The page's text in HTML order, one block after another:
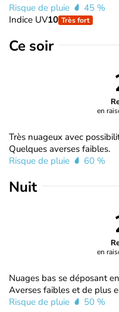
Risque de pluie
45 %
Indice UV10 Très fort
Ce soir
en
Très nuageux avec
Quelques averses faibles.
Risque de pluie
60 %
Nuit
en
Nuages bas se déposant
Averses faibles et de plus
Risque de pluie
50 %